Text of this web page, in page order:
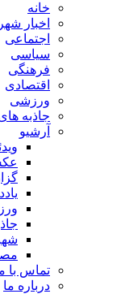
خانه
اخبار
اجتماعی
سیاسی
فرهنگی
اقتصادی
ورزشی
جاذبه
آرشیو
تماس با
درباره ما